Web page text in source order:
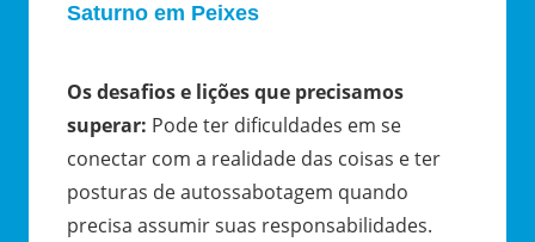
Saturno em Peixes
Os desafios e lições que precisamos
superar: Pode ter dificuldades em se
conectar com a realidade das coisas e ter
posturas de autossabotagem quando
precisa assumir suas responsabilidades.